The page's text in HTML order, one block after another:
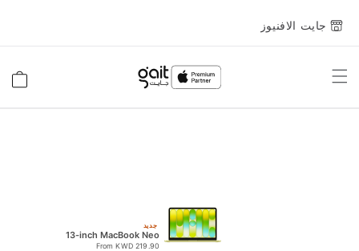
جايت الافنيوز
Toggle
جديد
13-inch MacBook Neo
From KWD 219.90